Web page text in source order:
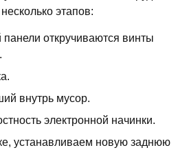
этапов:
откручиваются винты
внутрь мусор.
электронной начинки.
устанавливаем новую заднюю